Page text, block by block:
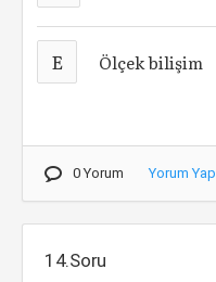
E Ölçek bilişim
0 Yorum Yorum Yap
14.Soru